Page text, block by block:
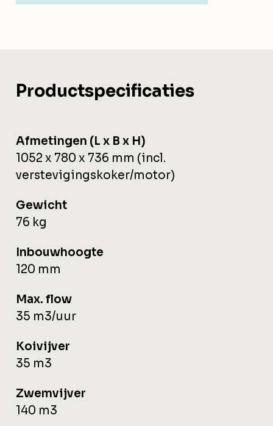
Productspecificaties
Afmetingen (L x B x H)
1052 x 780 x 736 mm (incl.
verstevigingskoker/motor)
Gewicht
76 kg
Inbouwhoogte
120 mm
Max. flow
35 m3/uur
Koivijver
35 m3
Zwemvijver
140 m3